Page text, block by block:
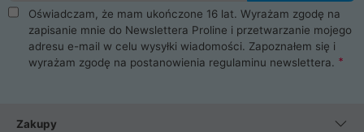
takie jak procesory, karty graficzne, płyty główne, pamięci,
dyski SSD, M.2 oraz HDD. Nasi pracownicy pomogą Ci wybrać
najlepszy zasilacz komputerowy oraz obudowę do komputera.
Poza komputerami mamy również najlepsze na rynku
Smartfony takich producentów jak Xiaomi, Apple, Samsung i
wentylatory. Na koniec mając już to wszystko, możesz
Oświadczam, że mam ukończone 16 lat. Wyrażam zgodę na
zapisanie mnie do Newslettera Proline i przetwarzanie mojego
adresu e-mail w celu wysyłki wiadomości. Zapoznałem się i
wyrażam zgodę na postanowienia regulaminu newslettera.
Zakupy